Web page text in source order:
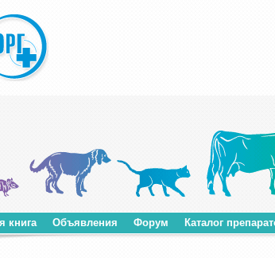
книга Объявления Форум Каталог